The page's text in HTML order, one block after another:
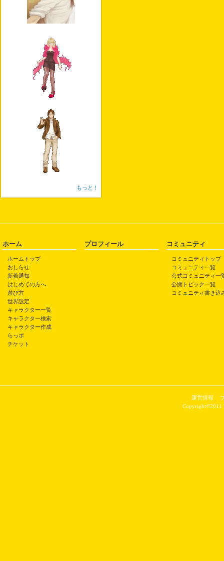
もっと！
ホーム
ホームトップ
おしらせ
新着通知
はじめての方へ
遊び方
世界設定
キャラクター一覧
キャラクター検索
キャラクター作成
らっポ
チケット
プロフィール コミュニティ
コミュニティトップ
コミュニティ一覧
公式コミュニティ一
公開トピック一覧
コミュニティ書き込
運営情報
Copyright©2011